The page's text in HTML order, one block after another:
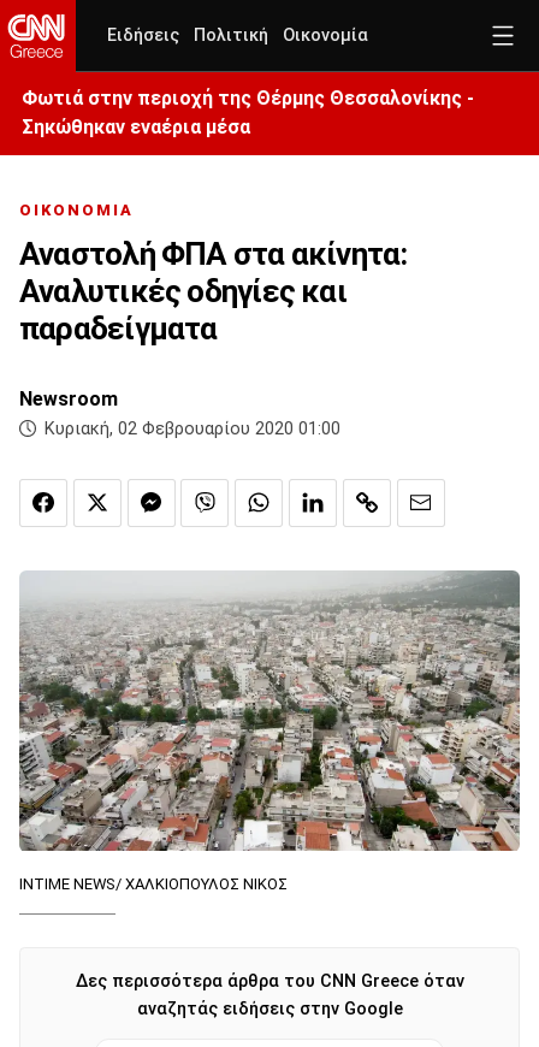
Ειδήσεις Πολιτική Οικονομία
Φωτιά στην περιοχή της Θέρμης Θεσσαλονίκης -
Σηκώθηκαν εναέρια μέσα
ΟΙΚΟΝΟΜΙΑ
Αναστολή ΦΠΑ στα ακίνητα:
Αναλυτικές οδηγίες και
παραδείγματα
Newsroom
Κυριακή, 02 Φεβρουαρίου 2020 01:00
ΙΝΤΙΜΕ NEWS/ ΧΑΛΚΙΟΠΟΥΛΟΣ ΝΙΚΟΣ
Δες περισσότερα άρθρα του CNN Greece όταν
αναζητάς ειδήσεις στην Google